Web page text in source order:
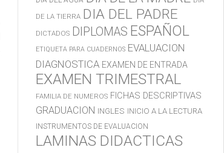
DE LA TIERRA DIA DEL PADRE
DICTADOS DIPLOMAS ESPAÑOL
ETIQUETA PARA CUADERNOS EVALUACION
DIAGNOSTICA EXAMEN DE ENTRADA
EXAMEN TRIMESTRAL
FAMILIA DE NUMEROS FICHAS DESCRIPTIVAS
GRADUACION INGLES INICIO A LA LECTURA
INSTRUMENTOS DE EVALUACION
LAMINAS DIDACTICAS